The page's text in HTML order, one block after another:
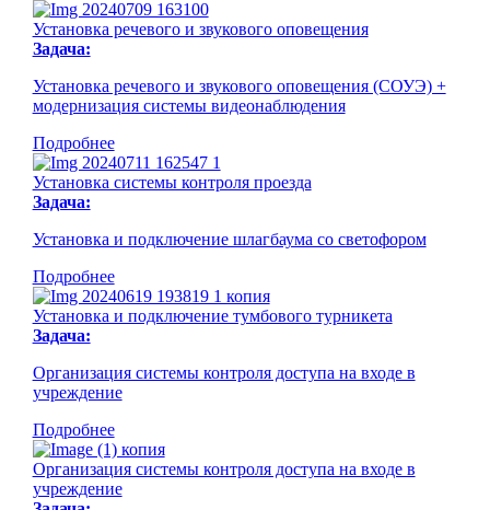
Установка речевого и звукового оповещения
Задача:
Установка речевого и звукового оповещения (СОУЭ) +
модернизация системы видеонаблюдения
Подробнее
Установка системы контроля проезда
Задача:
Установка и подключение шлагбаума со светофором
Подробнее
Установка и подключение тумбового турникета
Задача:
Организация системы контроля доступа на входе в
учреждение
Подробнее
Организация системы контроля доступа на входе в
учреждение